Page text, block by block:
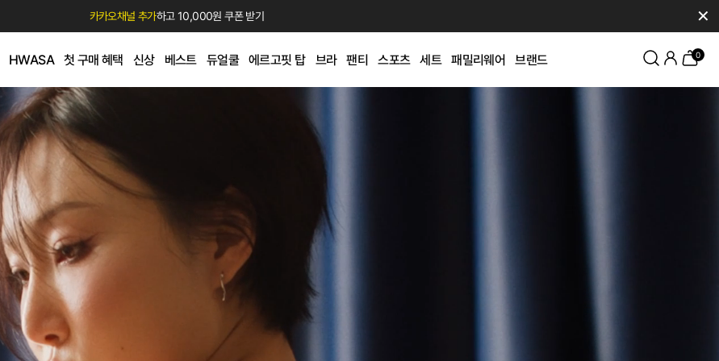
카카오채널 추가하고 10,000원 쿠폰 받기 ✕
HWASA 첫 구매 혜택 신상 베스트 듀얼쿨 에르고핏 탑 브라 팬티 스포츠 세트 패밀리웨어 브랜드 0